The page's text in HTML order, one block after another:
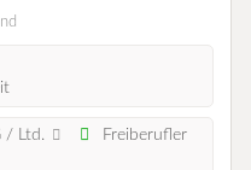
/ Ltd.
Freiberufler